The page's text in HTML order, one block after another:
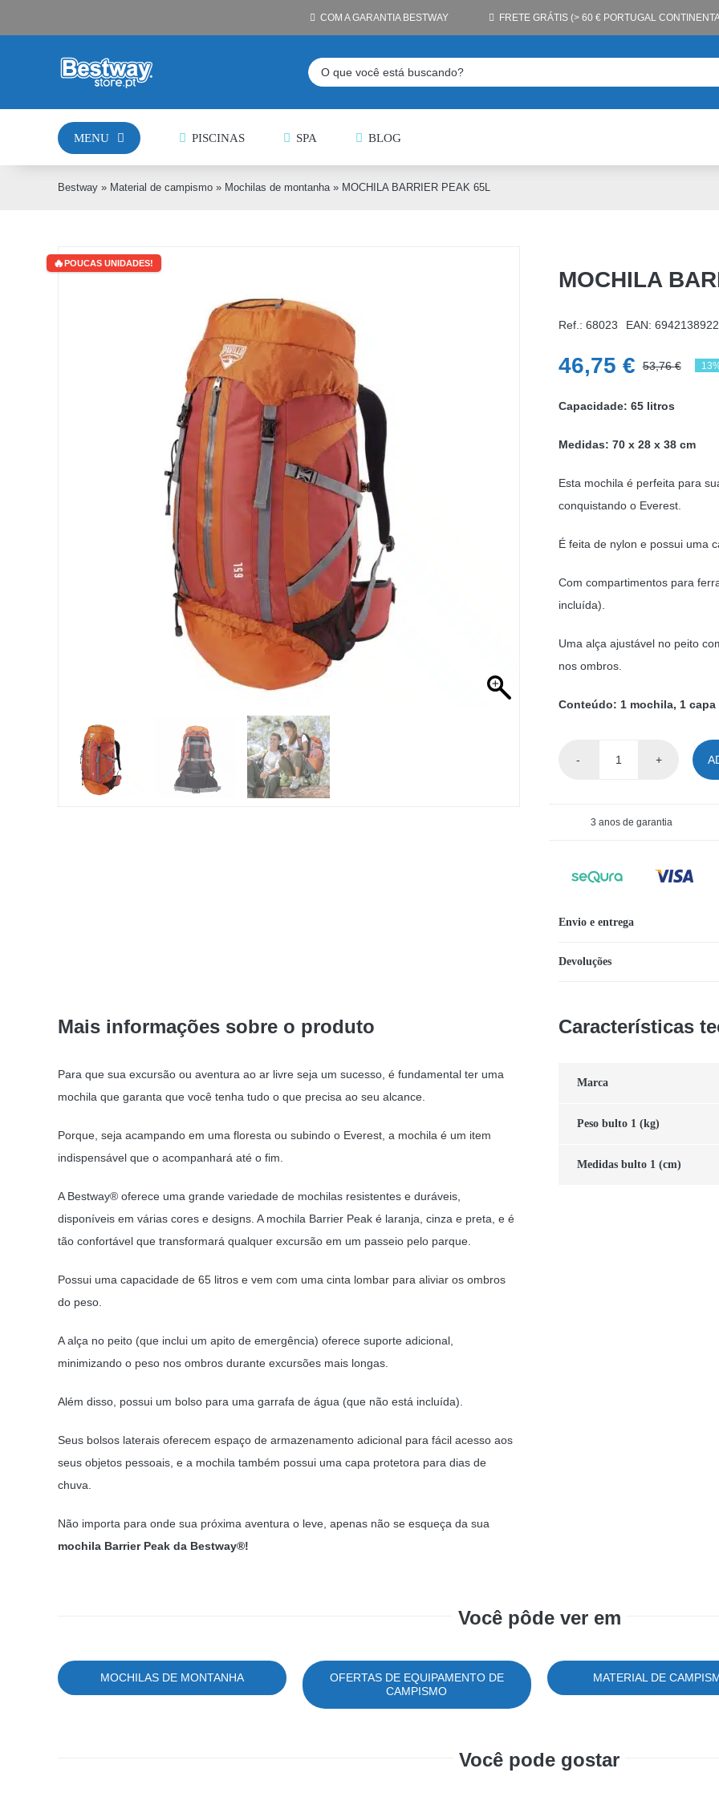
to
PISCINAS SPA BLOG
MENU
COM A GARANTIA BESTWAY FRETE GRÁTIS (> 60 € PORTUGAL
Pesquisar
Bestway» Material de campismo» Mochilas de montanha» MOCHILA BARRIER PEAK 65L
POUCAS UNIDADES!
MOCHILA
Ref.: 68023 EAN:
53,76€O
46,75 €
O
é:
Capacidade: 65 litros
Medidas: 70 x 28 x 38 cm
Esta mochila é perfeita para
conquistando o Everest.
É feita de nylon e possui uma
Com compartimentos para
incluída).
Uma alça ajustável no peito
nos ombros.
Conteúdo: 1 mochila, 1 capa
65L
3 anos de garantia
Envio e entrega
Devoluções
Mais informações sobre o produto
Para que sua excursão ou aventura ao ar livre seja um sucesso, é fundamental ter uma
mochila que garanta que você tenha tudo o que precisa ao seu alcance.
Porque, seja acampando em uma floresta ou subindo o Everest, a mochila é um item
indispensável que o acompanhará até o fim.
A Bestway® oferece uma grande variedade de mochilas resistentes e duráveis,
disponíveis em várias cores e designs. A mochila Barrier Peak é laranja, cinza e preta, e é
tão confortável que transformará qualquer excursão em um passeio pelo parque.
Possui uma capacidade de 65 litros e vem com uma cinta lombar para aliviar os ombros
do peso.
A alça no peito (que inclui um apito de emergência) oferece suporte adicional,
minimizando o peso nos ombros durante excursões mais longas.
Além disso, possui um bolso para uma garrafa de água (que não está incluída).
Seus bolsos laterais oferecem espaço de armazenamento adicional para fácil acesso aos
seus objetos pessoais, e a mochila também possui uma capa protetora para dias de
chuva.
Não importa para onde sua próxima aventura o leve, apenas não se esqueça da sua
mochila Barrier Peak da Bestway®!
Características
Marca
Peso bulto 1 (kg)
Medidas bulto 1 (cm)
Você pôde ver em
MOCHILAS DE MONTANHA
OFERTAS DE EQUIPAMENTO DE
CAMPISMO
MATERIAL DE
Você pode gostar